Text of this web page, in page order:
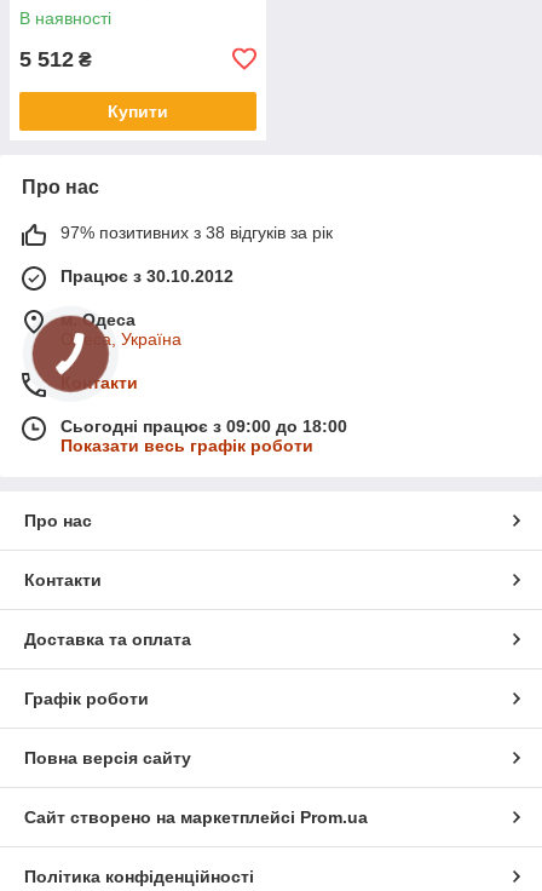
В наявності
5 512 ₴
Купити
Про нас
97% позитивних з 38 відгуків за рік
Працює з 30.10.2012
м. Одеса
Одеса, Україна
Контакти
Сьогодні працює з 09:00 до 18:00
Показати весь графік роботи
Про нас
Контакти
Доставка та оплата
Графік роботи
Повна версія сайту
Сайт створено на маркетплейсі Prom.ua
Політика конфіденційності